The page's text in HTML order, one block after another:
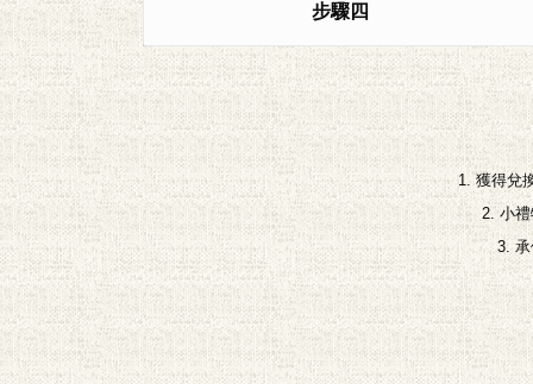
步驟四
1. 獲得兌
2. 小
3.